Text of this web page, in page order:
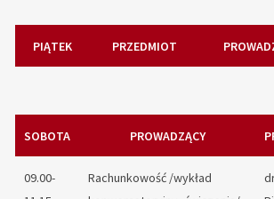
PIĄTEK PRZEDMIOT
SOBOTA PROWADZĄCY
09.00-
Rachunkowość /wykład
SOBOTA PRZEDMIOT
NIEDZIELA PRZEDMIOT
PIĄTEK PRZEDMIOT
SOBOTA PRZEDMIOT
08.15-
Seminarium
dr